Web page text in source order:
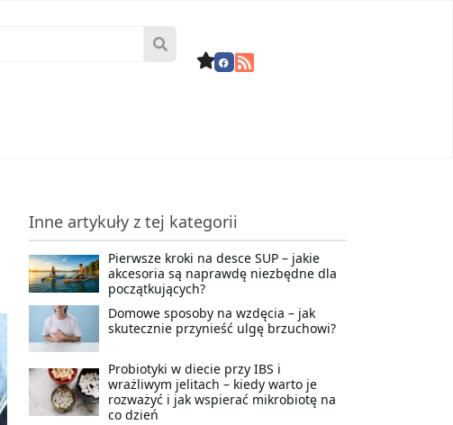
Inne artykuły z tej kategorii
Pierwsze kroki na desce SUP – jakie
akcesoria są naprawdę niezbędne dla
początkujących?
Domowe sposoby na wzdęcia – jak
skutecznie przynieść ulgę brzuchowi?
Probiotyki w diecie przy IBS i
wrażliwym jelitach – kiedy warto je
rozważyć i jak wspierać mikrobiotę na
co dzień